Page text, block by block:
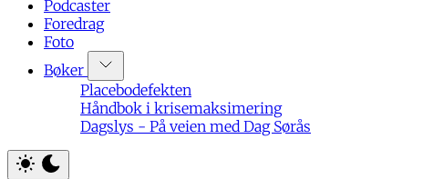
Podcaster
Foredrag
Foto
Bøker
Placebodefekten
Håndbok i krisemaksimering
Dagslys - På veien med Dag Sørås